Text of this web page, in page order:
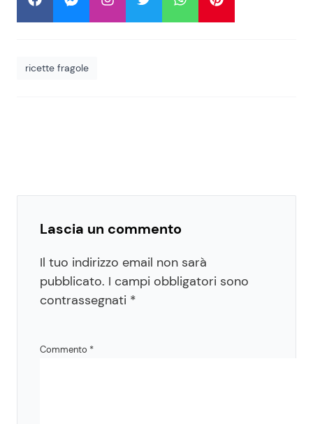
ricette fragole
Lascia un commento
Il tuo indirizzo email non sarà
pubblicato. I campi obbligatori sono
contrassegnati *
Commento *